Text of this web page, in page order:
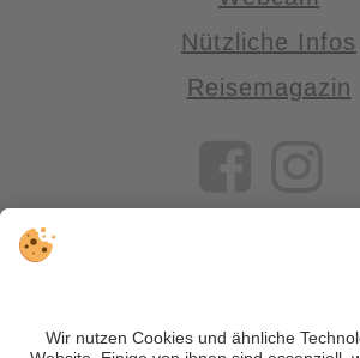
Nützliche Infos
Reisemagazin
VIVOSüdtirol ist das Reiseportal für alle,